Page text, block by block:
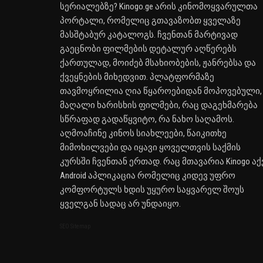
სერიალებზე? Kinogo.ge არის კინომოყვარულთა
პორტალი, რომელიც გთავაზობთ ყველაზე
მასშტაბურ კატალოგს. ჩვენთან მარტივად
გაეცნობი ფილმების დეტალურ აღწერებს
ქართულად, მოიძებ მსახიობების, ჟანრებსა და
ქვეყნების მიხედვით. პლატფორმაზე
თავმოყრილია ღია წყაროებიდან მოპოვებული,
მაღალი ხარისხის ფილმები, რაც დაგეხმარება
სწრაფად გადაწყვიტო, რა ნახო საღამოს.
აღმოაჩინე კინოს სიახლეები, წაიკითხე
მიმოხილვები და იყავი ყოველთვის საქმის
კურსში ჩვენთან ერთად. რაც მთავარია Kinogo
Android აპლიკაცია რომელიც კიდევ უფრო
კომფორტულს ხდის უყურო საყვარელ შოუს
ყველგან სადაც არ უნდაიყო.